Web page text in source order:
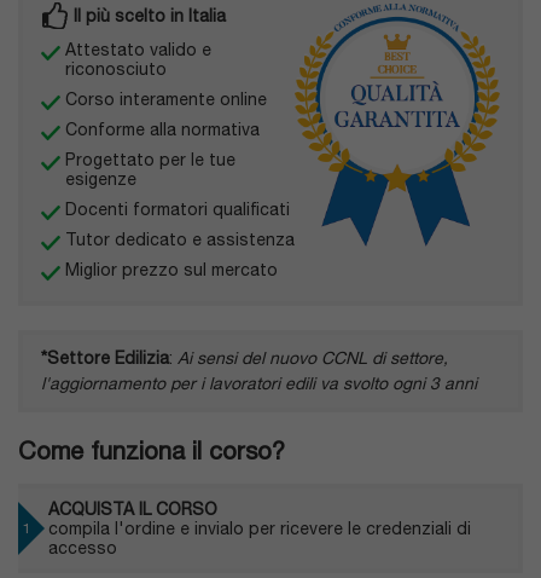
Il più scelto in Italia
Attestato valido e
riconosciuto
Corso interamente online
Conforme alla normativa
Progettato per le tue
esigenze
Docenti formatori qualificati
Tutor dedicato e assistenza
Miglior prezzo sul mercato
*Settore Edilizia: Ai sensi del nuovo CCNL di settore,
l'aggiornamento per i lavoratori edili va svolto ogni 3 anni
Come funziona il corso?
ACQUISTA IL CORSO
compila l'ordine e invialo per ricevere le credenziali di
accesso